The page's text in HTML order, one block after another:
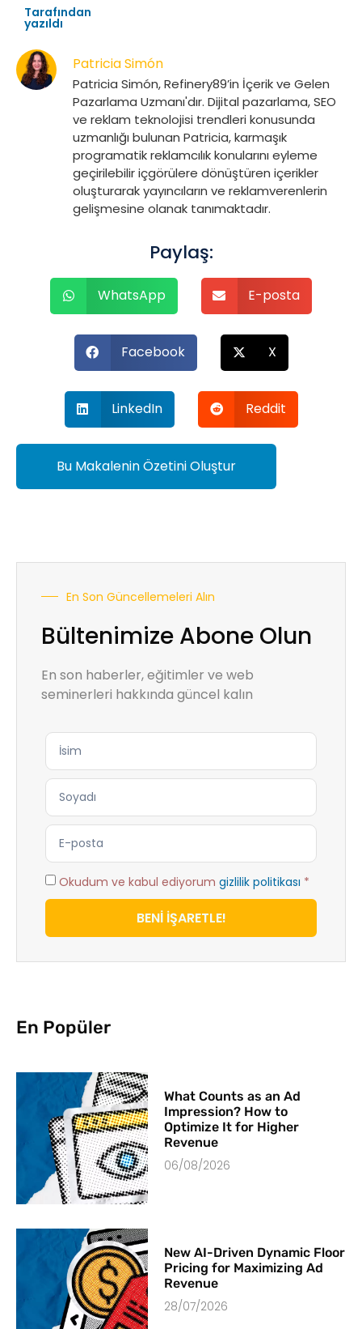
Tarafından
yazıldı
Patricia Simón
Patricia Simón, Refinery89’in İçerik ve Gelen
Pazarlama Uzmanı'dır. Dijital pazarlama, SEO
ve reklam teknolojisi trendleri konusunda
uzmanlığı bulunan Patricia, karmaşık
programatik reklamcılık konularını eyleme
geçirilebilir içgörülere dönüştüren içerikler
oluşturarak yayıncıların ve reklamverenlerin
gelişmesine olanak tanımaktadır.
Paylaş:
WhatsApp E-posta
Facebook X
LinkedIn Reddit
Bu Makalenin Özetini Oluştur
En Son Güncellemeleri Alın
Bültenimize Abone Olun
En son haberler, eğitimler ve web
seminerleri hakkında güncel kalın
Okudum ve kabul ediyorum gizlilik politikası *
BENİ İŞARETLE!
En Popüler
What Counts as an Ad
Impression? How to
Optimize It for Higher
Revenue
06/08/2026
New AI-Driven Dynamic Floor
Pricing for Maximizing Ad
Revenue
28/07/2026